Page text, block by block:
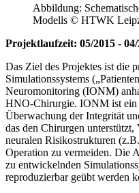
Abbildung:
Modells © HTWK
Projektlaufzeit: 05/2015 - 04/
Das Ziel des Projektes ist die
Simulationssystems
Neuromonitoring (IONM)
HNO-Chirurgie. IONM ist ein
Überwachung der Integrität
das den Chirurgen unterstützt,
neuralen Risikostrukturen
Operation zu vermeiden. Die
zu entwickelnden
reproduzierbar geübt werden